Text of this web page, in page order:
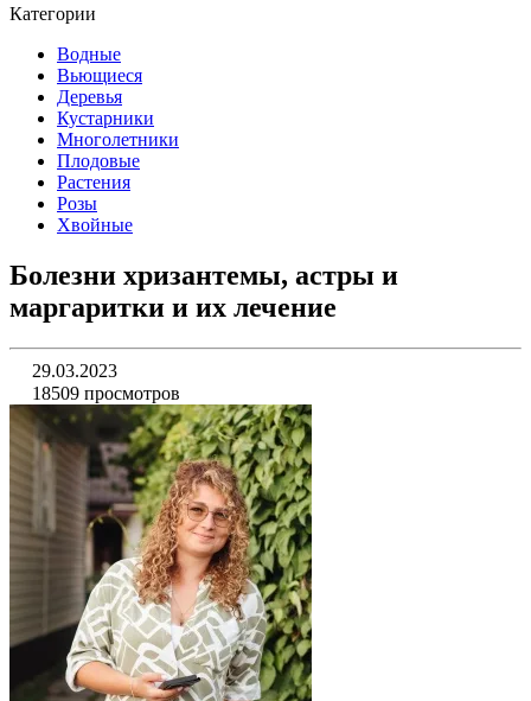
Категории
Водные
Вьющиеся
Деревья
Кустарники
Многолетники
Плодовые
Растения
Розы
Хвойные
Болезни хризантемы, астры и
маргаритки и их лечение
29.03.2023
18509 просмотров